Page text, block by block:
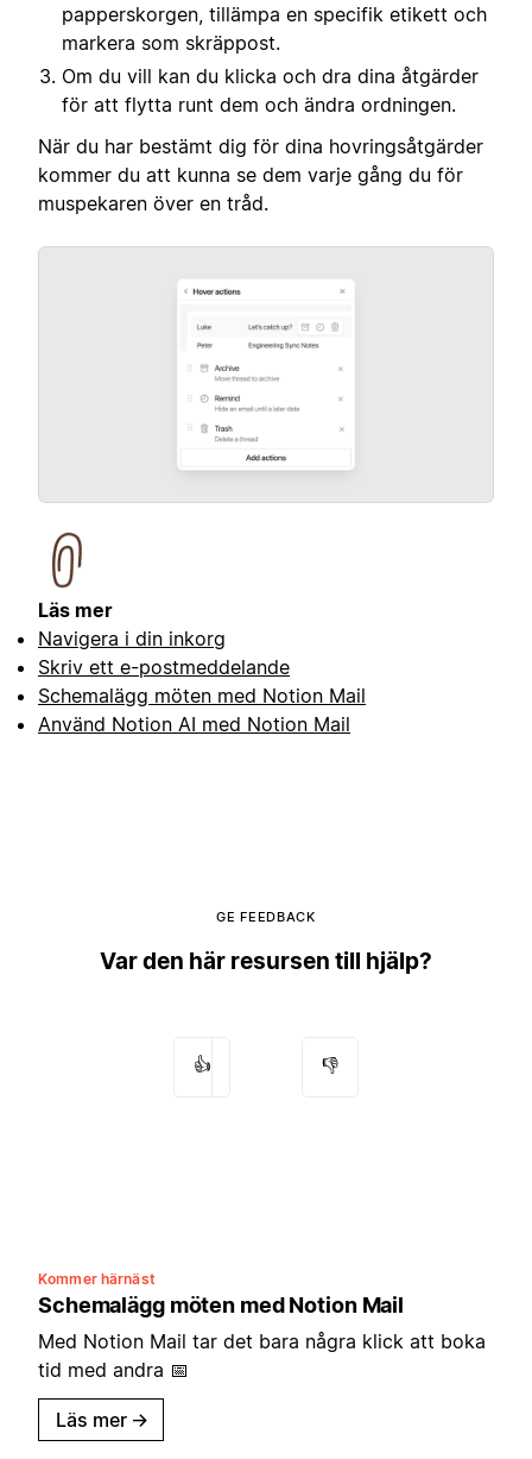
papperskorgen, tillämpa en specifik etikett och
markera som skräppost.
Om du vill kan du klicka och dra dina åtgärder
för att flytta runt dem och ändra ordningen.
När du har bestämt dig för dina hovringsåtgärder
kommer du att kunna se dem varje gång du för
muspekaren över en tråd.
Läs mer
Navigera i din inkorg
Skriv ett e-postmeddelande
Schemalägg möten med Notion Mail
Använd Notion AI med Notion Mail
GE FEEDBACK
Var den här resursen till hjälp?
👍 👎
Kommer härnäst
Schemalägg möten med Notion Mail
Med Notion Mail tar det bara några klick att boka
tid med andra 📅
Läs mer →